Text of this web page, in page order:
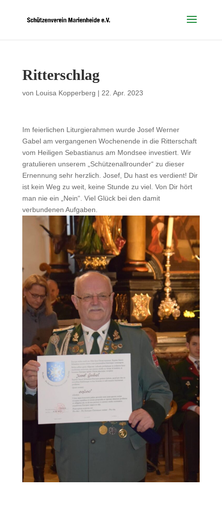
Ritterschlag
von Louisa Kopperberg | 22. Apr. 2023
Im feierlichen Liturgierahmen wurde Josef Werner
Gabel am vergangenen Wochenende in die Ritterschaft
vom Heiligen Sebastianus am Mondsee investiert. Wir
gratulieren unserem „Schützenallrounder“ zu dieser
Ernennung sehr herzlich. Josef, Du hast es verdient! Dir
ist kein Weg zu weit, keine Stunde zu viel. Von Dir hört
man nie ein „Nein“. Viel Glück bei den damit
verbundenen Aufgaben.